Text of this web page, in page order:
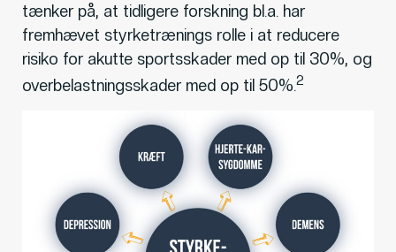
tænker på, at tidligere forskning bl.a. har
fremhævet styrketrænings rolle i at reducere
risiko for akutte sportsskader med op til 30%, og
overbelastningsskader med op til 50%.2